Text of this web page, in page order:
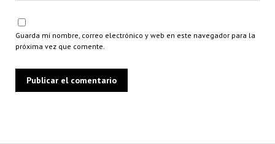
Guarda mi nombre, correo electrónico y web en este navegador para la
próxima vez que comente.